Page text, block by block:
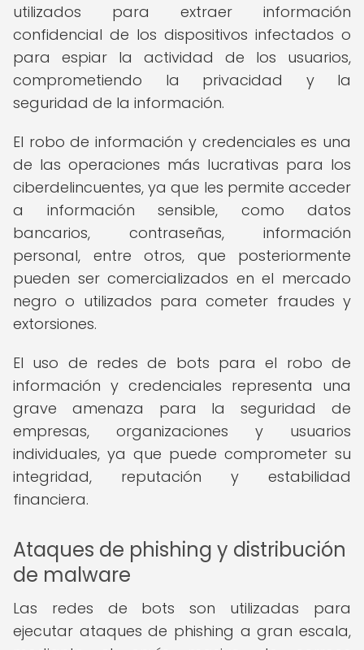
utilizados para extraer información
confidencial de los dispositivos infectados o
para espiar la actividad de los usuarios,
comprometiendo la privacidad y la
seguridad de la información.
El robo de información y credenciales es una
de las operaciones más lucrativas para los
ciberdelincuentes, ya que les permite acceder
a información sensible, como datos
bancarios, contraseñas, información
personal, entre otros, que posteriormente
pueden ser comercializados en el mercado
negro o utilizados para cometer fraudes y
extorsiones.
El uso de redes de bots para el robo de
información y credenciales representa una
grave amenaza para la seguridad de
empresas, organizaciones y usuarios
individuales, ya que puede comprometer su
integridad, reputación y estabilidad
financiera.
Ataques de phishing y distribución
de malware
Las redes de bots son utilizadas para
ejecutar ataques de phishing a gran escala,